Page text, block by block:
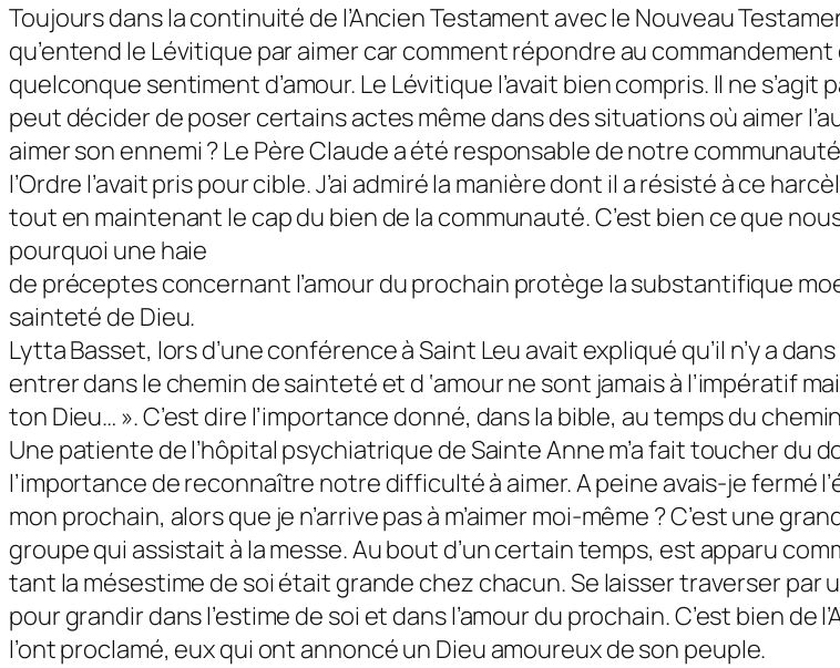
Toujours dans la continuité de l’Ancien Testament avec le Nouveau
qu’entend le Lévitique par aimer car comment répondre au
quelconque sentiment d’amour. Le Lévitique l’avait bien compris. Il ne
peut décider de poser certains actes même dans des situations où aimer
aimer son ennemi ? Le Père Claude a été responsable de notre
l’Ordre l’avait pris pour cible. J’ai admiré la manière dont il a résisté à ce
tout en maintenant le cap du bien de la communauté. C’est bien ce que
pourquoi une haie
de préceptes concernant l’amour du prochain protège la substantifique
sainteté de Dieu.
Lytta Basset, lors d’une conférence à Saint Leu avait expliqué qu’il n’y a
entrer dans le chemin de sainteté et d ‘amour ne sont jamais à l’impératif
ton Dieu… ». C’est dire l’importance donné, dans la bible, au temps du
Une patiente de l’hôpital psychiatrique de Sainte Anne m’a fait toucher du
l’importance de reconnaître notre difficulté à aimer. A peine avais-je fermé
mon prochain, alors que je n’arrive pas à m’aimer moi-même ? C’est une
groupe qui assistait à la messe. Au bout d’un certain temps, est apparu
tant la mésestime de soi était grande chez chacun. Se laisser traverser
pour grandir dans l’estime de soi et dans l’amour du prochain. C’est bien
l’ont proclamé, eux qui ont annoncé un Dieu amoureux de son peuple.